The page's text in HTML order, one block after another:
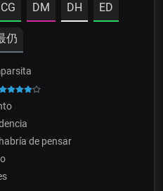
CG DM DH ED
仍
de pensar